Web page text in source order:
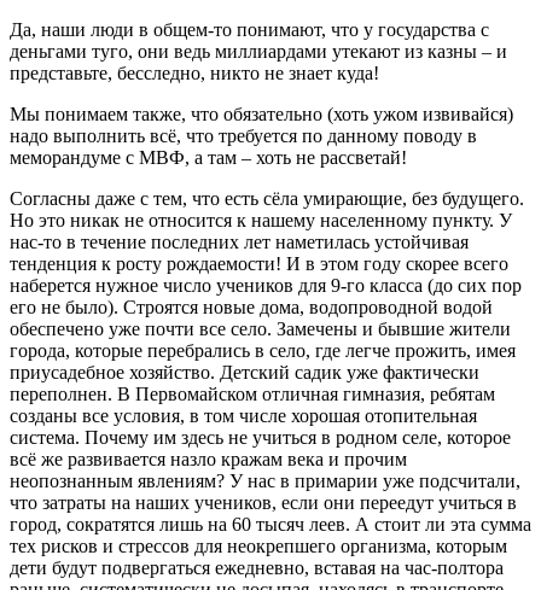
Да, наши люди в общем-то понимают, что у государства с
деньгами туго, они ведь миллиардами утекают из казны – и
представьте, бесследно, никто не знает куда!
Мы понимаем также, что обязательно (хоть ужом извивайся)
надо выполнить всё, что требуется по данному поводу в
меморандуме с МВФ, а там – хоть не рассветай!
Согласны даже с тем, что есть сёла умирающие, без будущего.
Но это никак не относится к нашему населенному пункту. У
нас-то в течение последних лет наметилась устойчивая
тенденция к росту рождаемости! И в этом году скорее всего
наберется нужное число учеников для 9-го класса (до сих пор
его не было). Строятся новые дома, водопроводной водой
обеспечено уже почти все село. Замечены и бывшие жители
города, которые перебрались в село, где легче прожить, имея
приусадебное хозяйство. Детский садик уже фактически
переполнен. В Первомайском отличная гимназия, ребятам
созданы все условия, в том числе хорошая отопительная
система. Почему им здесь не учиться в родном селе, которое
всё же развивается назло кражам века и прочим
неопознанным явлениям? У нас в примарии уже подсчитали,
что затраты на наших учеников, если они переедут учиться в
город, сократятся лишь на 60 тысяч леев. А стоит ли эта сумма
тех рисков и стрессов для неокрепшего организма, которым
дети будут подвергаться ежедневно, вставая на час-полтора